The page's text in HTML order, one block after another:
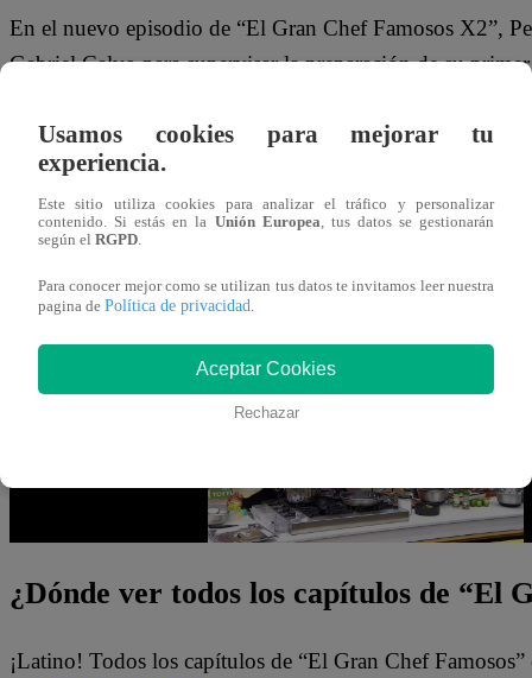
En el nuevo episodio de “El Gran Chef Famosos X2”,
Gabriel Calvo para supervisar la preparación de su
Al ver que el choclo de esta dupla de “Torbellino”
de jugo de limón para que vuelva a ser blanco.
Este martes 6 de febrero, Denisse Dibós y Marco
padre Steve Palao; y Gabriel Calvo y Pablo Saldarriaga
¿Dónde ver todos los capítulos de “El
¡Latino! Todos los capítulos de “El Gran Chef
Usamos cookies para mejorar tu
experiencia.
Este sitio utiliza cookies para analizar el tráfico y personalizar
contenido. Si estás en la Unión Europea, tus datos se gestionarán
según el RGPD.
Para conocer mejor como se utilizan tus datos te invitamos leer nuestra
pagina de Política de privacidad.
Aceptar Cookies
Rechazar